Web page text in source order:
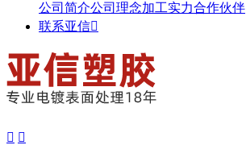
公司简介公司理念加工实力合作伙伴
联系亚信
 